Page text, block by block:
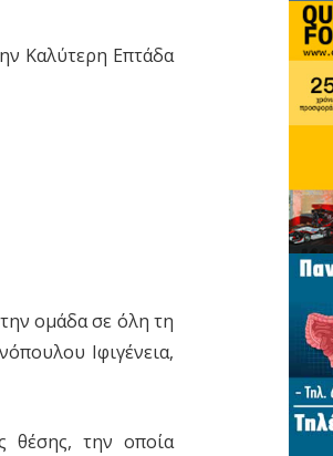
Καλύτερη Επτάδα
ομάδα σε όλη τη
Ιφιγένεια,
θέσης, την οποία